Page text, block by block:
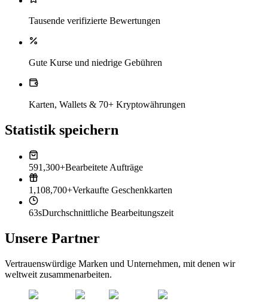
Tausende verifizierte Bewertungen
Gute Kurse und niedrige Gebühren
Karten, Wallets & 70+ Kryptowährungen
Statistik speichern
591,300+Bearbeitete Aufträge
1,108,700+Verkaufte Geschenkkarten
63sDurchschnittliche Bearbeitungszeit
Unsere Partner
Vertrauenswürdige Marken und Unternehmen, mit denen wir
weltweit zusammenarbeiten.